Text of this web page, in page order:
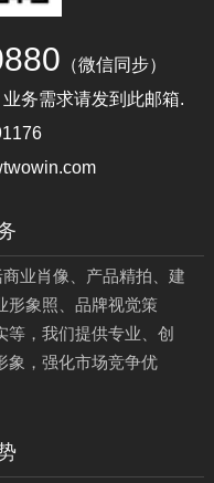
（微信同步）
务需求请发到此邮箱.
业肖像、产品精拍、建
形象照、品牌视觉策
，我们提供专业、创
象，强化市场竞争优